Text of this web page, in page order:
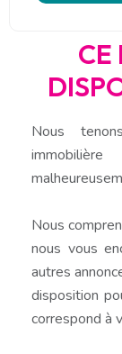
CE
Nous
Nous
nous vous
autres
disposition
correspond à